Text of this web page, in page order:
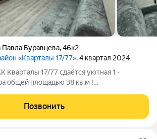
Павла Буравцева,46к2
«Кварталы 17/77», 4 квартал 2024
Кварталы 17/77 сдаётся уютная 1 -
общей площадью 38 кв.м !
! В новом доме престижного ЖК сдаётся
свежий
Позвонить